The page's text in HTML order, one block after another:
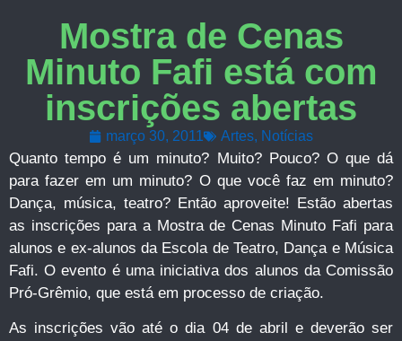
Mostra de Cenas
Minuto Fafi está com
inscrições abertas
março 30, 2011 Artes, Notícias
Quanto tempo é um minuto? Muito? Pouco? O que dá
para fazer em um minuto? O que você faz em minuto?
Dança, música, teatro? Então aproveite! Estão abertas
as inscrições para a Mostra de Cenas Minuto Fafi para
alunos e ex-alunos da Escola de Teatro, Dança e Música
Fafi. O evento é uma iniciativa dos alunos da Comissão
Pró-Grêmio, que está em processo de criação.
As inscrições vão até o dia 04 de abril e deverão ser